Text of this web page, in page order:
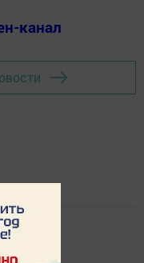
канал